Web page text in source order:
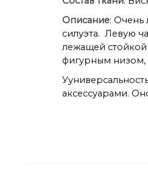
Описание: Очень
силуэта. Левую
лежащей стойкой
фигурным низом,
аксессуарами.